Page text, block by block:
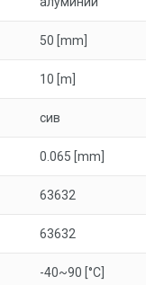
50 [mm]
10 [m]
сив
0.065 [mm]
63632
63632
-40~90 [°C]